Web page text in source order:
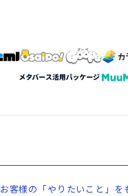
お客様の「やりたいこと」を